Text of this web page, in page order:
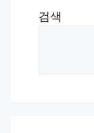
검색